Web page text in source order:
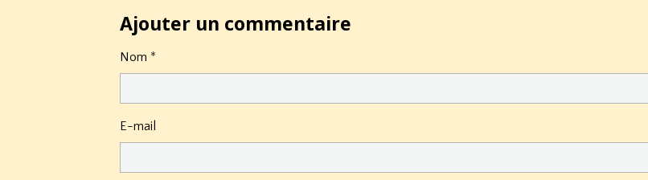
Ajouter un commentaire
Nom
E-mail